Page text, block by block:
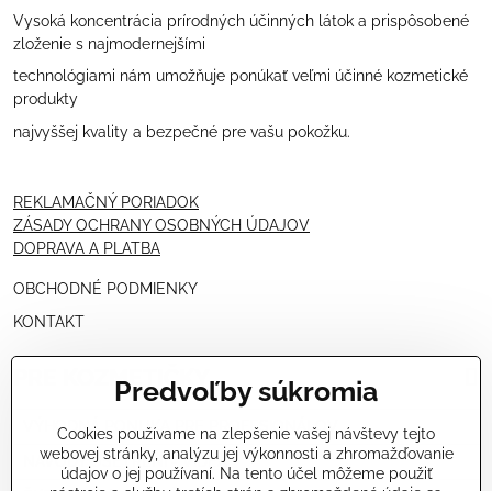
Vysoká koncentrácia prírodných účinných látok a prispôsobené
zloženie s najmodernejšími
technológiami nám umožňuje ponúkať veľmi účinné kozmetické
produkty
najvyššej kvality a bezpečné pre vašu pokožku.
REKLAMAČNÝ PORIADOK
ZÁSADY OCHRANY OSOBNÝCH ÚDAJOV
DOPRAVA A PLATBA
OBCHODNÉ PODMIENKY
KONTAKT
PRE KOZMETIČKY
VÝHODNÁ PONUKA PRE PROFESIONÁLOV
NÁVODY OŠETRENÍ - VIDEÁ
Predvoľby súkromia
Cookies používame na zlepšenie vašej návštevy tejto
webovej stránky, analýzu jej výkonnosti a zhromažďovanie
údajov o jej používaní. Na tento účel môžeme použiť